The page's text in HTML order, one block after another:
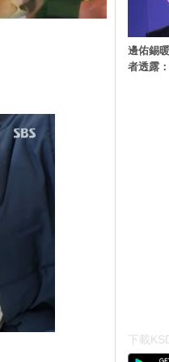
邊佑錫
者透露
下載